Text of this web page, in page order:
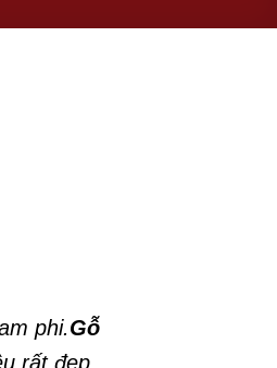
phi.Gỗ
rất đẹp